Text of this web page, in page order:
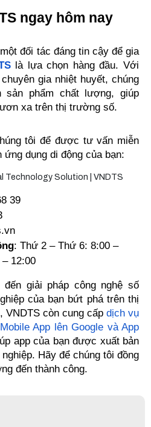
ngay hôm nay
đối tác đáng tin cậy để gia
là lựa chọn hàng đầu. Với
gia nhiệt huyết, chúng
sản phẩm chất lượng, giúp
xa trên thị trường số.
tôi để được tư vấn miễn
dụng di động của bạn:
39
: Thứ 2 – Thứ 6: 8:00 –
12:00
giải pháp công nghệ số
của bạn bứt phá trên thị
còn cung cấp dịch vụ
App lên Google và App
app của bạn được xuất bản
Hãy để chúng tôi đồng
đến thành công.